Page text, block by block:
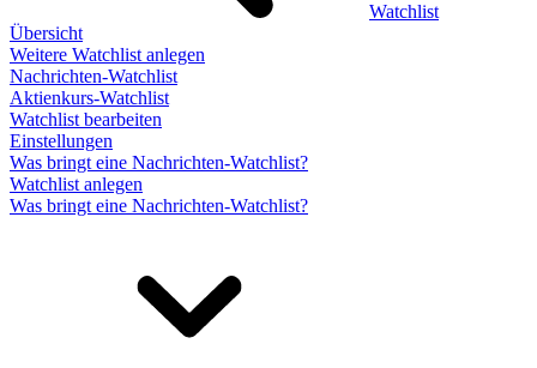
Watchlist
Übersicht
Weitere Watchlist anlegen
Nachrichten-Watchlist
Aktienkurs-Watchlist
Watchlist bearbeiten
Einstellungen
Was bringt eine Nachrichten-Watchlist?
Watchlist anlegen
Was bringt eine Nachrichten-Watchlist?